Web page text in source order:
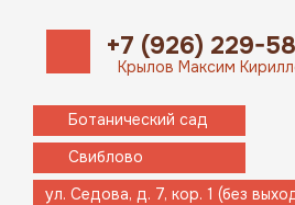
Свиблово
ул. Седова, д. 7, кор. 1 (без
Ботанический сад
Крылов Максим
+7 (926) 229-